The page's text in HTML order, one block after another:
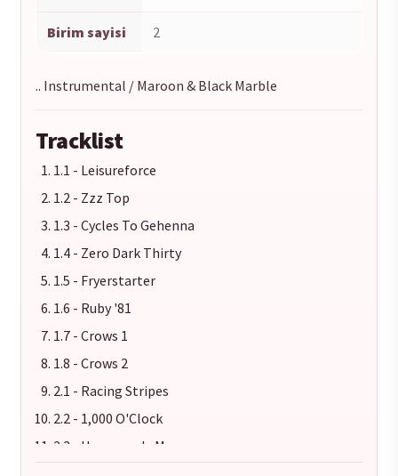
Birim sayisi 2
.. Instrumental / Maroon & Black Marble
Tracklist
1.1 - Leisureforce
1.2 - Zzz Top
1.3 - Cycles To Gehenna
1.4 - Zero Dark Thirty
1.5 - Fryerstarter
1.6 - Ruby '81
1.7 - Crows 1
1.8 - Crows 2
2.1 - Racing Stripes
2.2 - 1,000 O'Clock
2.3 - Homemade Mummy